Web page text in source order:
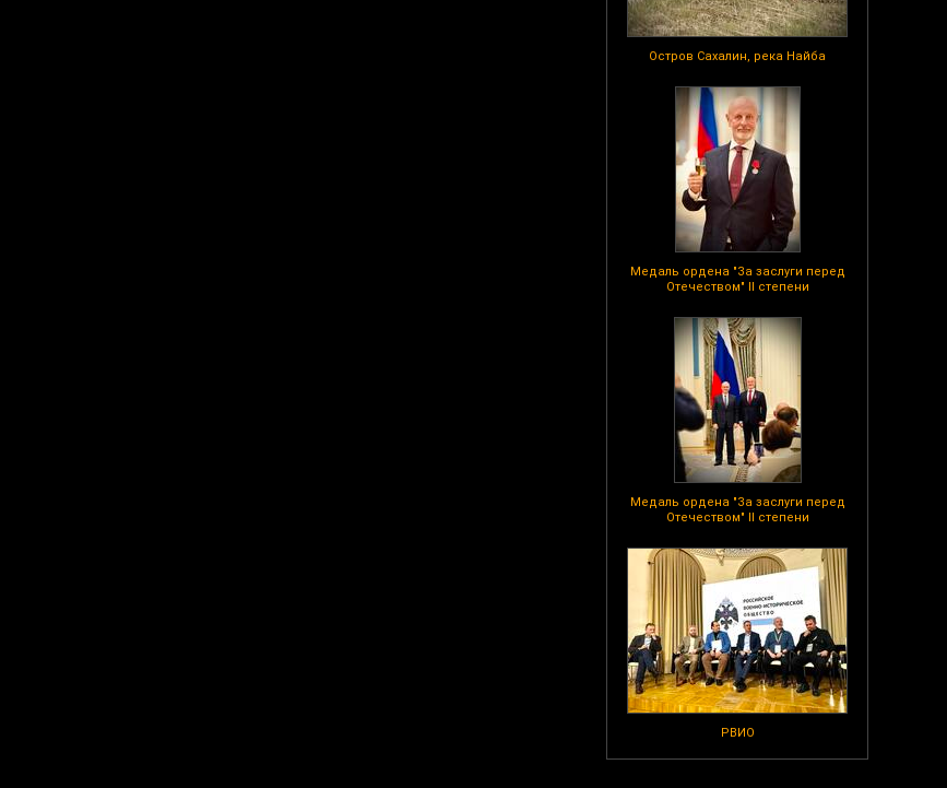
Остров Сахалин, река Найба
Медаль ордена "За заслуги перед
Отечеством" II степени
Медаль ордена "За заслуги перед
Отечеством" II степени
РВИО